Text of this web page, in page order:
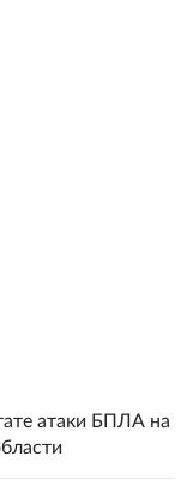
атаки БПЛА на